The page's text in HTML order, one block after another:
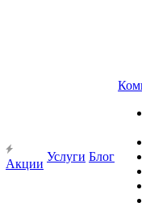
Акции
Услуги Блог